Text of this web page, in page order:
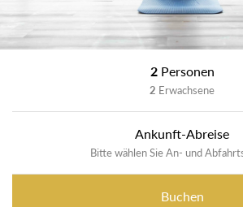
2 Personen
2 Erwachsene
Ankunft-Abreise
Bitte wählen Sie An- und
Buchen